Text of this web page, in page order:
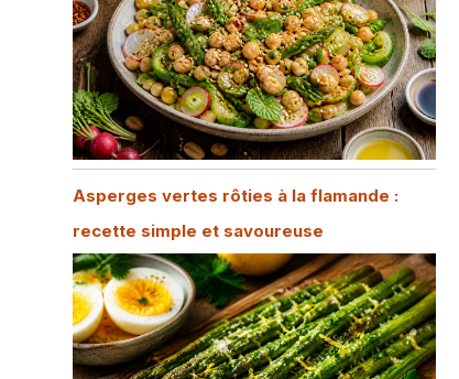
Asperges vertes rôties à la flamande :
recette simple et savoureuse